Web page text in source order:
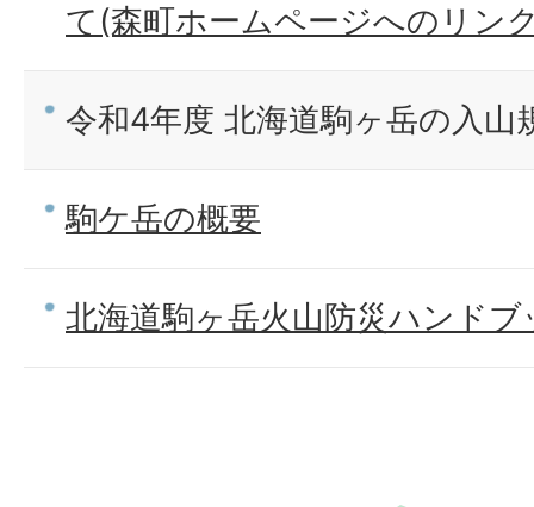
て(森町ホームページへのリン
令和4年度 北海道駒ヶ岳の入山
駒ケ岳の概要
北海道駒ヶ岳火山防災ハンド